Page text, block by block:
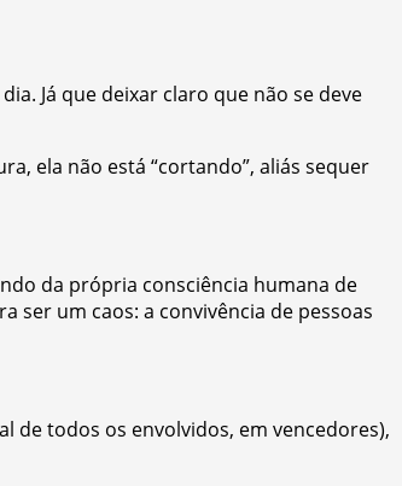
Já que deixar claro que não se deve
ela não está “cortando”, aliás sequer
da própria consciência humana de
ser um caos: a convivência de pessoas
de todos os envolvidos, em vencedores),